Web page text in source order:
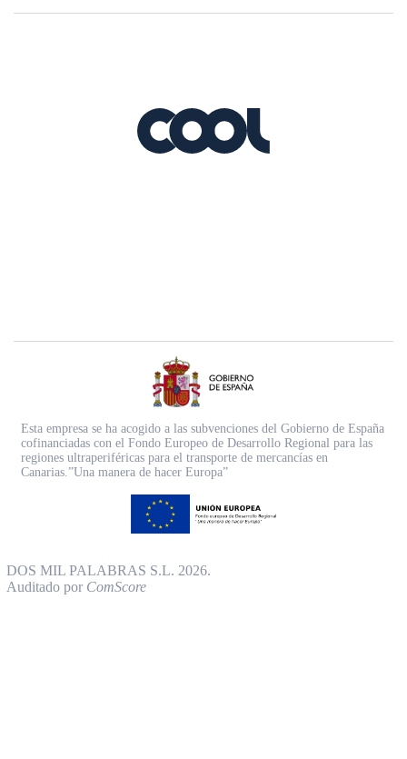
Esta empresa se ha acogido a las subvenciones del Gobierno de España
cofinanciadas con el Fondo Europeo de Desarrollo Regional para las
regiones ultraperiféricas para el transporte de mercancías en
Canarias.”Una manera de hacer Europa”
DOS MIL PALABRAS S.L. 2026.
Auditado por ComScore